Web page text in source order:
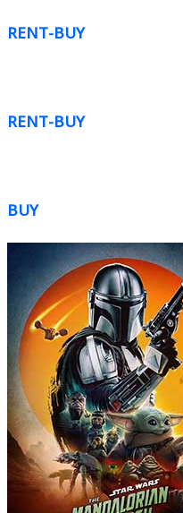
RENT-BUY
RENT-BUY
BUY